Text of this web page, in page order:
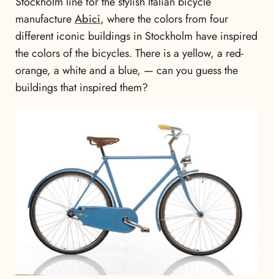
manufactureAbici, where the colors from four
different iconic buildings in Stockholm have inspired
the colors of the bicycles. There is a yellow, a red-
orange, a white and a blue, — can you guess the
buildings that inspired them?